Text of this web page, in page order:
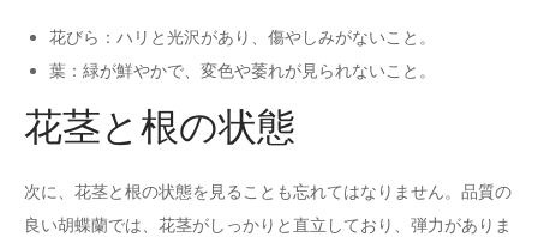
花びら：ハリと光沢があり、傷やしみがないこと。
葉：緑が鮮やかで、変色や萎れが見られないこと。
花茎と根の状態
次に、花茎と根の状態を見ることも忘れてはなりません。品質の
良い胡蝶蘭では、花茎がしっかりと直立しており、弾力がありま